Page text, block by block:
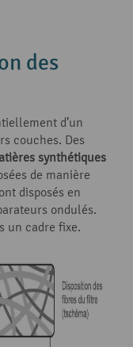
des
d’un
couches. Des
synthétiques
de manière
disposés en
ondulés.
un cadre fixe.